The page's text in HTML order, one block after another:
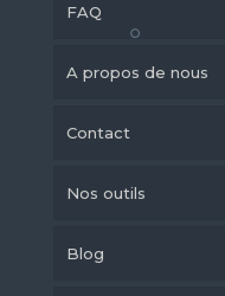
FAQ
A propos de nous
Contact
Nos outils
Blog